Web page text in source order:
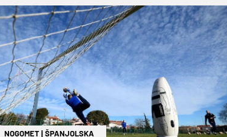
NOGOMET|ŠPANJOLSKA